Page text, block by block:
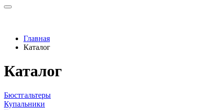
Главная
Каталог
Каталог
Бюстгальтеры
Купальники